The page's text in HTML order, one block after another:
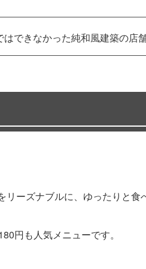
できなかった純和風建築の店
ーズナブルに、ゆったりと
円も人気メニューです。